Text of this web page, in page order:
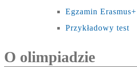
Egzamin Erasmus+
Przykładowy test
O olimpiadzie